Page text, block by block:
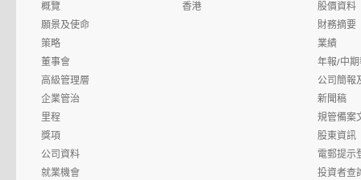
概覽
願景及使命
策略
董事會
高級管理層
企業管治
里程
獎項
公司資料
就業機會
香港
股價資料
財務摘要
業績
年報/中期
公司簡報
新聞稿
規管備案
股東資訊
電郵提示
投資者查